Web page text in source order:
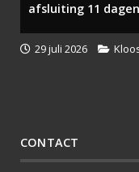
afsluiting 11
29 juli 2026
CONTACT